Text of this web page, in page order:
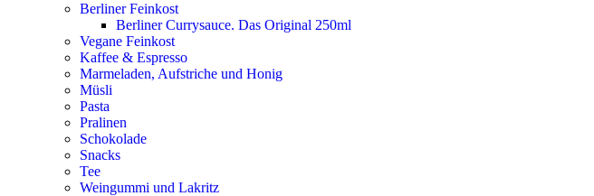
Berliner Feinkost
Berliner Currysauce. Das Original 250ml
Vegane Feinkost
Kaffee & Espresso
Marmeladen, Aufstriche und Honig
Müsli
Pasta
Pralinen
Schokolade
Snacks
Tee
Weingummi und Lakritz